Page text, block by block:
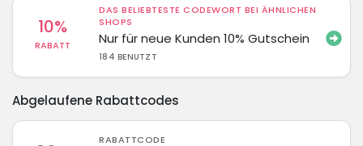
10%
RABATT
DAS BELIEBTESTE CODEWORT BEI ÄHNLICHEN
SHOPS
Nur für neue Kunden 10% Gutschein
184 BENUTZT
Abgelaufene Rabattcodes
RABATTCODE